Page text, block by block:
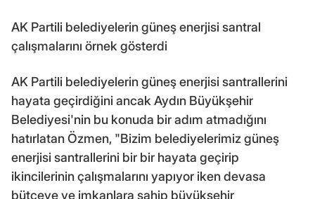
AK Partili belediyelerin güneş enerjisi santral
çalışmalarını örnek gösterdi
AK Partili belediyelerin güneş enerjisi santrallerini
hayata geçirdiğini ancak Aydın Büyükşehir
Belediyesi'nin bu konuda bir adım atmadığını
hatırlatan Özmen, "Bizim belediyelerimiz güneş
enerjisi santrallerini bir bir hayata geçirip
ikincilerinin çalışmalarını yapıyor iken devasa
bütçeye ve imkanlara sahip büyükşehir